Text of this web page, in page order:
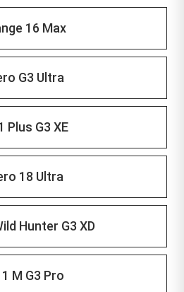
16 Max
G3 Ultra
Plus G3 XE
18 Ultra
Hunter G3 XD
M G3 Pro